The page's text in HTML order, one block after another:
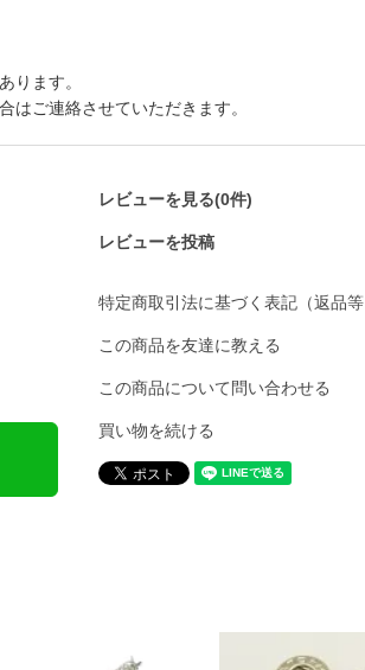
ります。
ご連絡させていただきます。
レビューを見る(0件)
レビューを投稿
特定商取引法に基づく表記（返品等
この商品を友達に教える
この商品について問い合わせる
買い物を続ける